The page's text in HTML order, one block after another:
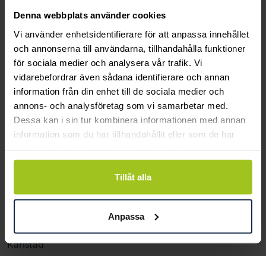
Denna webbplats använder cookies
Vi använder enhetsidentifierare för att anpassa innehållet
och annonserna till användarna, tillhandahålla funktioner
för sociala medier och analysera vår trafik. Vi
vidarebefordrar även sådana identifierare och annan
information från din enhet till de sociala medier och
annons- och analysföretag som vi samarbetar med.
Dessa kan i sin tur kombinera informationen med annan
information som du har tillhandahållit eller som de har
Tillåt alla
Anpassa
Eksjö
Fagersta
Farsta
Gävle
Halmstad
Halmstad Hallarna
Haninge
Helsingborg
Jönköping
Karlstad